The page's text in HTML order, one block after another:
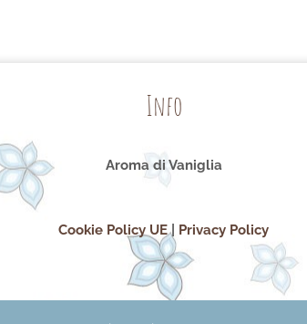
Info
Aroma di Vaniglia
Cookie Policy UE| Privacy Policy